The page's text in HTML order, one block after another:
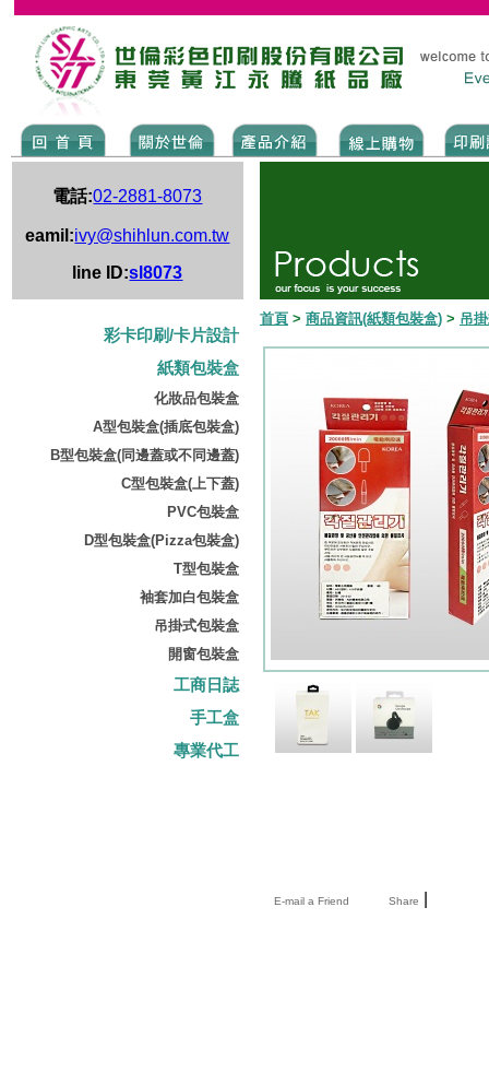
電話:02-2881-8073
eamil:ivy@shihlun.com.tw
line ID:sl8073
彩卡印刷/卡片設計
紙類包裝盒
化妝品包裝盒
A型包裝盒(插底包裝盒)
B型包裝盒(同邊蓋或不同邊蓋)
C型包裝盒(上下蓋)
PVC包裝盒
D型包裝盒(Pizza包裝盒)
T型包裝盒
袖套加白包裝盒
吊掛式包裝盒
開窗包裝盒
工商日誌
手工盒
專業代工
首頁 > 商品資訊(紙類包裝盒) > 吊
E-mail a Friend Share